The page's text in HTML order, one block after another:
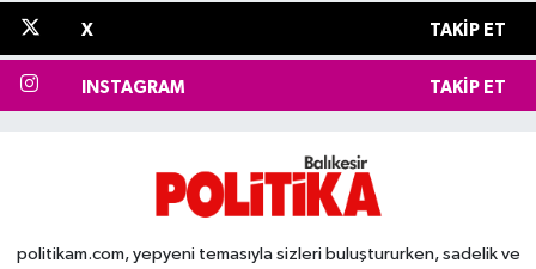
X TAKIP ET
INSTAGRAM TAKIP ET
politikam.com, yepyeni temasıyla sizleri buluştururken, sadelik ve